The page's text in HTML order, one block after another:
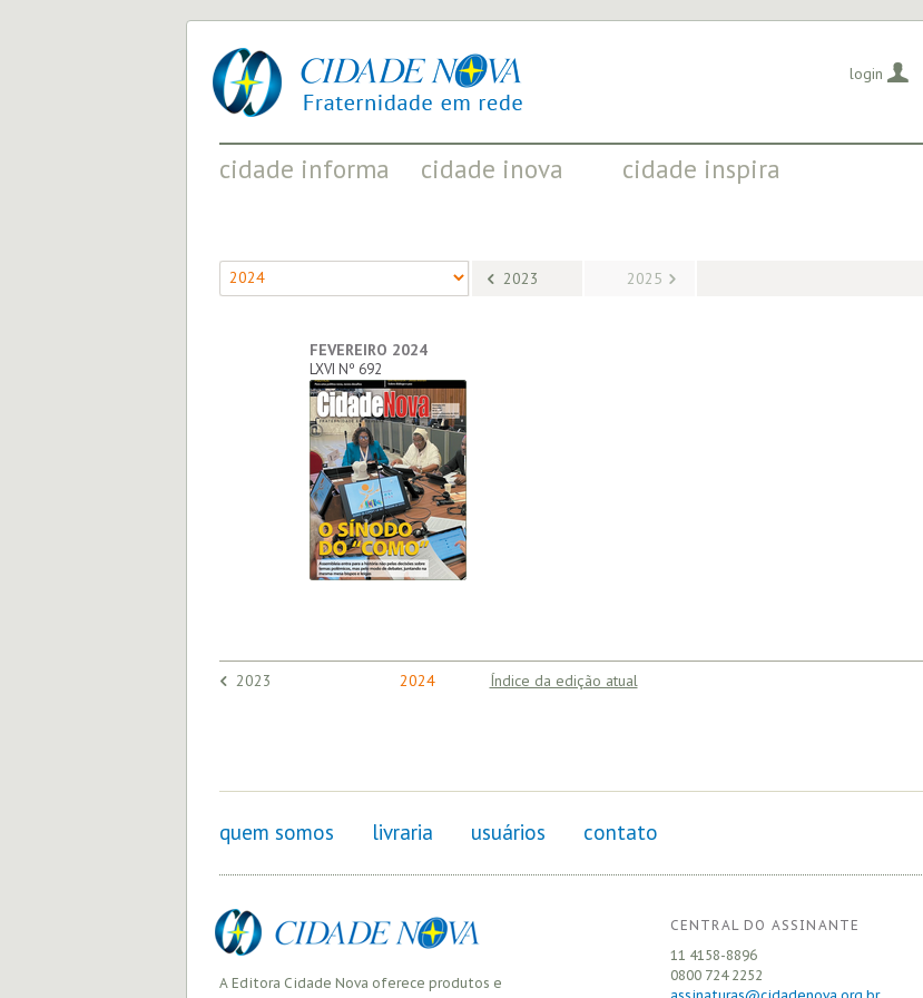
cidade
nova
UM
PROJETO
PELA
FRATERNIDADE
cidade informa cidade inova cidade inspira
login
2023 2025
FEVEREIRO 2024
LXVI Nº 692
2023 2024 Índice da edição atual
quem somos livraria usuários contato
A Editora Cidade Nova oferece produtos e
CENTRAL DO ASSINANTE
11 4158-8896
0800 724 2252